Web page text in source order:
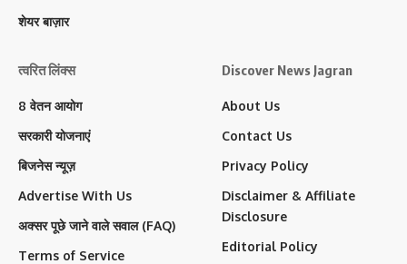
शेयर बाज़ार
त्वरित लिंक्स
8 वेतन आयोग
सरकारी योजनाएं
बिजनेस न्यूज़
Advertise With Us
अक्सर पूछे जाने वाले सवाल (FAQ)
Terms of Service
Discover News Jagran
About Us
Contact Us
Privacy Policy
Disclaimer & Affiliate
Disclosure
Editorial Policy